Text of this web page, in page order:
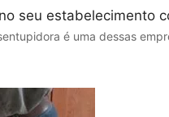
seu estabelecimento
é uma dessas